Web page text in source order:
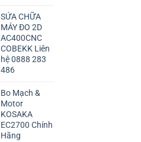
SỬA CHỮA
MÁY ĐO 2D
AC400CNC
COBEKK Liên
hệ 0888 283
486
Bo Mạch &
Motor
KOSAKA
EC2700 Chính
Hãng